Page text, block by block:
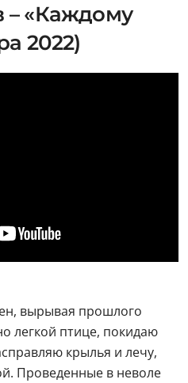
«Каждому
2022)
вырывая прошлого
легкой птице, покидаю
крылья и лечу,
Проведенные в неволе